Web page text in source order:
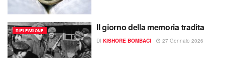
RIFLESSIONE Il giorno della memoria tradita
DI KISHORE BOMBACI 27 Gennaio 2026